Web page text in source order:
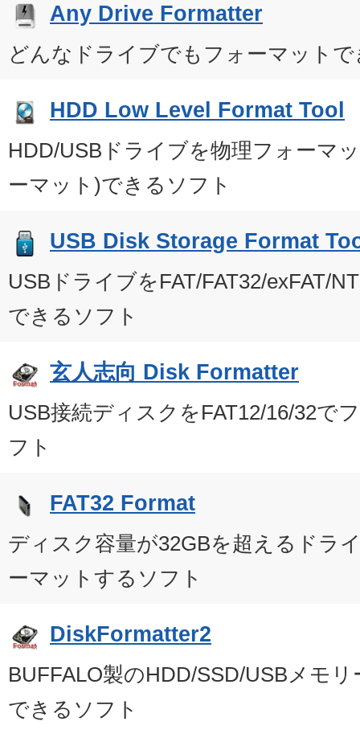
Any Drive Formatter
どんなドライブでもフォーマット
HDD Low Level Format Tool
HDD/USBドライブを物理フォーマ
ーマット)できるソフト
USB Disk Storage Format
USBドライブをFAT/FAT32/exFAT/
できるソフト
玄人志向 Disk Formatter
USB接続ディスクをFAT12/16/32で
フト
FAT32 Format
ディスク容量が32GBを超えるドラ
ーマットするソフト
DiskFormatter2
BUFFALO製のHDD/SSD/USBメモ
できるソフト